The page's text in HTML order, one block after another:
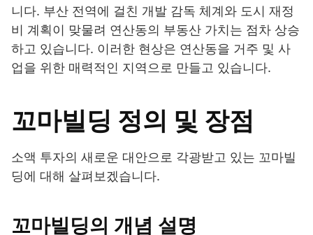
니다. 부산 전역에 걸친 개발 감독 체계와 도시 재정
비 계획이 맞물려 연산동의 부동산 가치는 점차 상승
하고 있습니다. 이러한 현상은 연산동을 거주 및 사
업을 위한 매력적인 지역으로 만들고 있습니다.
꼬마빌딩 정의 및 장점
소액 투자의 새로운 대안으로 각광받고 있는 꼬마빌
딩에 대해 살펴보겠습니다.
꼬마빌딩의 개념 설명